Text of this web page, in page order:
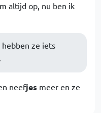
altijd op, nu ben ik
ze iets
neefjes meer en ze